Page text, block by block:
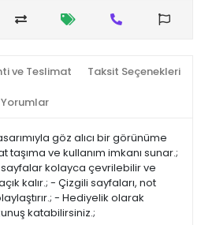
ve Teslimat Taksit Seçenekleri
Yorumlar
göz alıcı bir görünüme
ve kullanım imkanı sunar.;
sayfalar kolayca çevrilebilir ve
kalır.; - Çizgili sayfaları, not
- Hediyelik olarak
katabilirsiniz.;